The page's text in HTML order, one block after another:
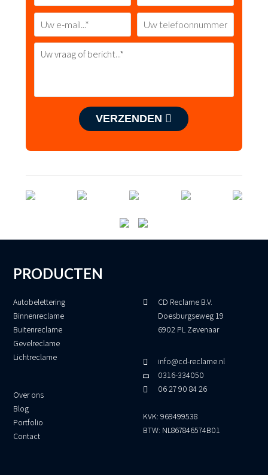
VERZENDEN
PRODUCTEN
Autobelettering
Binnenreclame
Buitenreclame
Gevelreclame
Lichtreclame
Over ons
Blog
Portfolio
Contact
CD Reclame B.V.
Doesburgseweg 19
6902 PL Zevenaar
info@cd-reclame.nl
0316-334050
06 27 90 84 26
KVK: 969499538
BTW: NL867846574B01